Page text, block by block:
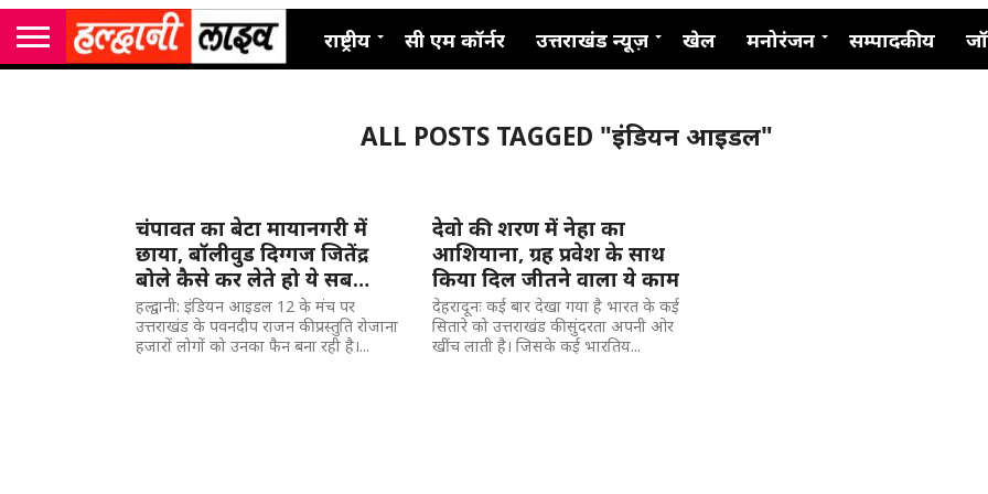
राष्ट्रीय सी एम कॉर्नर उत्तराखंड न्यूज़ खेल मनोरंजन सम्पादकीय
ALL POSTS TAGGED "इंडियन आइडल"
चंपावत का बेटा मायानगरी में
छाया, बॉलीवुड दिग्गज जितेंद्र
बोले कैसे कर लेते हो ये सब…
हल्द्वानी: इंडियन आइडल 12 के मंच पर
उत्तराखंड के पवनदीप राजन की प्रस्तुति रोजाना
हजारों लोगों को उनका फैन बना रही है।...
देवो की शरण में नेहा का
आशियाना, ग्रह प्रवेश के साथ
किया दिल जीतने वाला ये काम
देहरादूनः कई बार देखा गया है भारत के कई
सितारे को उत्तराखंड की सुंदरता अपनी ओर
खींच लाती है। जिसके कई भारतिय...